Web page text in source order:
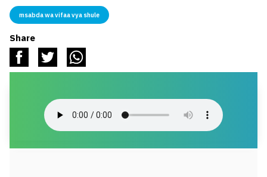
msabda wa vifaa vya shule
Share